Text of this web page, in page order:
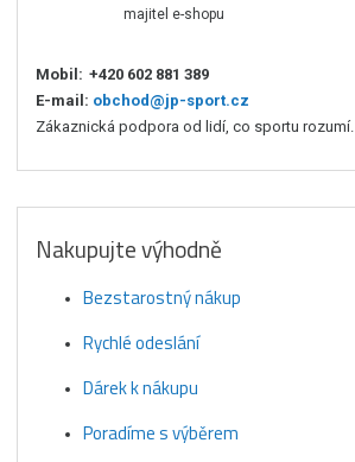
majitel e-shopu
Mobil: +420 602 881 389
E-mail: obchod@jp-sport.cz
Zákaznická podpora od lidí, co sportu rozumí.
Nakupujte výhodně
Bezstarostný nákup
Rychlé odeslání
Dárek k nákupu
Poradíme s výběrem